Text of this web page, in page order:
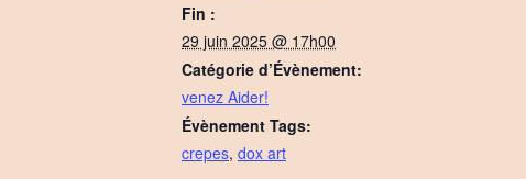
Fin :
29 juin 2025 @ 17h00
Catégorie d’Évènement:
venez Aider!
Évènement Tags:
crepes, dox art